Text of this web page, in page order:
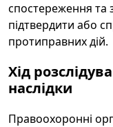
спостереження та
підтвердити або
протиправних дій.
Хід
наслідки
Правоохоронні